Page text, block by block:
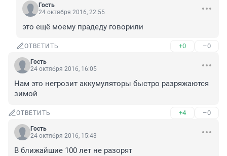
Гость
24 октября 2016, 22:55
это ещё моему прадеду говорили
ОТВЕТИТЬ +0 –0
Гость
24 октября 2016, 16:05
Нам это негрозит аккумуляторы быстро разряжаются
зимой
ОТВЕТИТЬ +4 –0
Гость
24 октября 2016, 15:43
В ближайшие 100 лет не разорят